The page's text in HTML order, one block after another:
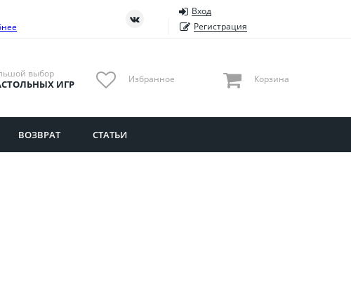
Тюменская область
Ульяновская область
Вход
Регистрация
выбор
ИГР Избранное Корзина
ВОЗВРАТ СТАТЬИ